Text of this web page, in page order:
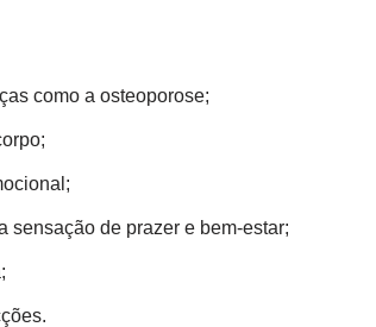
como a osteoporose;
sensação de prazer e bem-estar;